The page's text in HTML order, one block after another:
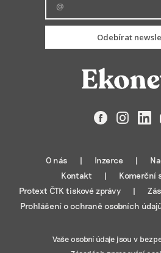
Odebírat
Facebook
O nás Inzerce
Kontakt
Komerční
Protext ČTK tiskové zprávy
Prohlášení o ochraně osobních
Vaše osobní údaje jsou v